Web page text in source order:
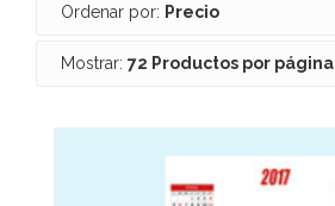
Ordenar por: Precio
Mostrar: 72 Productos por página